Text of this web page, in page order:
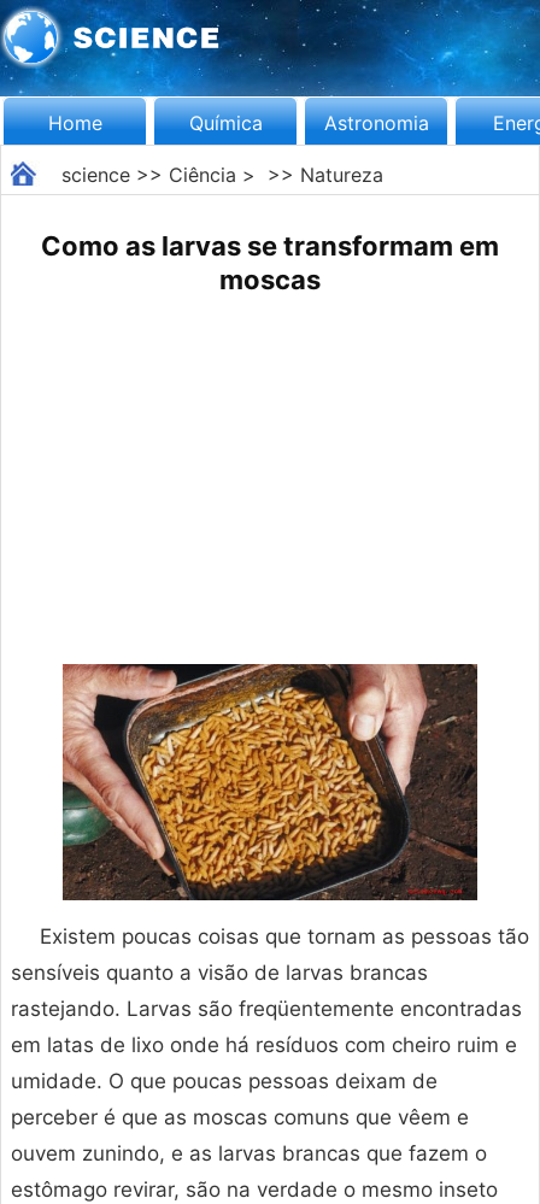
Home Química Astronomia
science>> Ciência > >> Natureza
Como as larvas se transformam em
moscas
Existem poucas coisas que tornam as pessoas tão
sensíveis quanto a visão de larvas brancas
rastejando. Larvas são freqüentemente encontradas
em latas de lixo onde há resíduos com cheiro ruim e
umidade. O que poucas pessoas deixam de
perceber é que as moscas comuns que vêem e
ouvem zunindo, e as larvas brancas que fazem o
estômago revirar, são na verdade o mesmo inseto